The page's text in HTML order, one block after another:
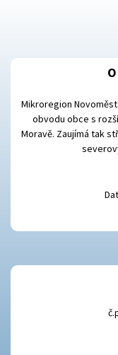
Mikroregion
obvodu obce s
Moravě. Zaujímá tak